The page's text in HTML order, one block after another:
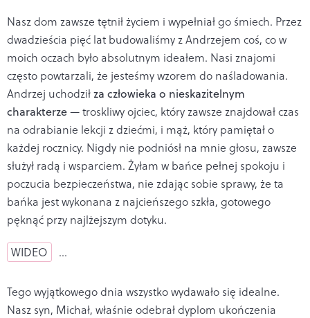
Nasz dom zawsze tętnił życiem i wypełniał go śmiech. Przez
dwadzieścia pięć lat budowaliśmy z Andrzejem coś, co w
moich oczach było absolutnym ideałem. Nasi znajomi
często powtarzali, że jesteśmy wzorem do naśladowania.
Andrzej uchodziłza człowieka o nieskazitelnym
charakterze— troskliwy ojciec, który zawsze znajdował czas
na odrabianie lekcji z dziećmi, i mąż, który pamiętał o
każdej rocznicy. Nigdy nie podniósł na mnie głosu, zawsze
służył radą i wsparciem. Żyłam w bańce pełnej spokoju i
poczucia bezpieczeństwa, nie zdając sobie sprawy, że ta
bańka jest wykonana z najcieńszego szkła, gotowego
pęknąć przy najlżejszym dotyku.
WIDEO …
Tego wyjątkowego dnia wszystko wydawało się idealne.
Nasz syn, Michał, właśnie odebrał dyplom ukończenia